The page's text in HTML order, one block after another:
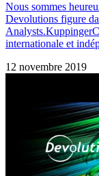
Nous sommes
Devolutions figure
internationale et
12 novembre 2019